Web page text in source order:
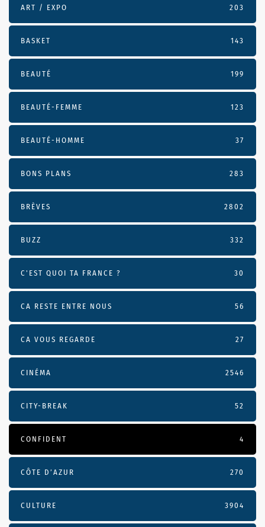
ART / EXPO 203
BASKET 143
BEAUTÉ 199
BEAUTÉ-FEMME 123
BEAUTÉ-HOMME 37
BONS PLANS 283
BRÈVES 2802
BUZZ 332
C'EST QUOI TA FRANCE ? 30
CA RESTE ENTRE NOUS 56
CA VOUS REGARDE 27
CINÉMA 2546
CITY-BREAK 52
CONFIDENT 4
CÔTE D’AZUR 270
CULTURE 3904